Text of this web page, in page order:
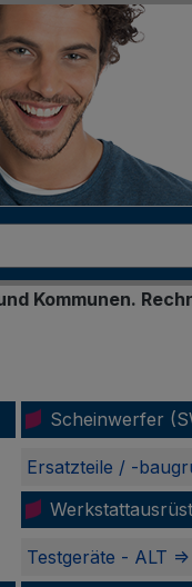
für
Scheinwerfer
Ersatzteile / -
Testgeräte - ALT